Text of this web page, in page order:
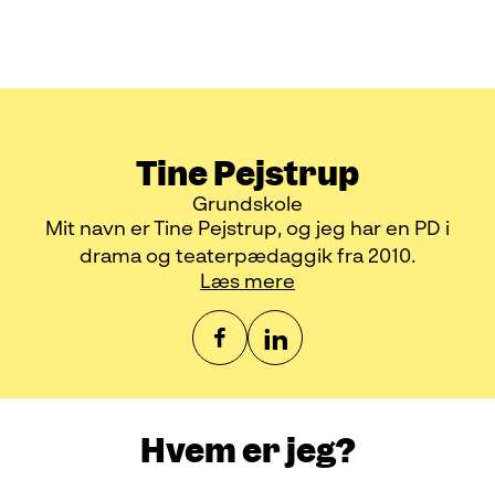
Tine Pejstrup
Grundskole
Mit navn er Tine Pejstrup, og jeg har en PD i
drama og teaterpædaggik fra 2010.
Læs mere
Hvem er jeg?